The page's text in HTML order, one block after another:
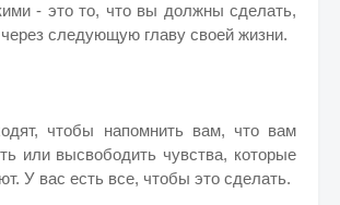
- это то, что вы должны сделать,
следующую главу своей жизни.
чтобы напомнить вам, что вам
или высвободить чувства, которые
У вас есть все, чтобы это сделать.